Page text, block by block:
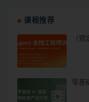
课程推荐
（
零基